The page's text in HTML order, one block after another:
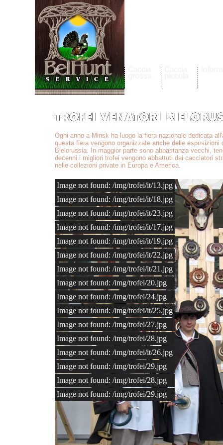
Ogni anno a Minsk ha luogo la fiera nazionale dedicata
questa fiera vengono organizzate anche delle esposizioni
Bielorussia. In maggior parte sono abbastanza vecchi,
decenni i migliori trofei vengono abbattuti dai cacciatori
nelle collezioni private in Europa e America.
Image not found: /img/trofei/it/13.jpg
Image not found: /img/trofei/it/18.jpg
Image not found: /img/trofei/it/23.jpg
Image not found: /img/trofei/it/17.jpg
Image not found: /img/trofei/it/19.jpg
Image not found: /img/trofei/it/22.jpg
Image not found: /img/trofei/it/21.jpg
Image not found: /img/trofei/20.jpg
Image not found: /img/trofei/24.jpg
Image not found: /img/trofei/it/25.jpg
Image not found: /img/trofei/27.jpg
Image not found: /img/trofei/28.jpg
Image not found: /img/trofei/it/26.jpg
Image not found: /img/trofei/29.jpg
Image not found: /img/trofei/28.jpg
Image not found: /img/trofei/29.jpg